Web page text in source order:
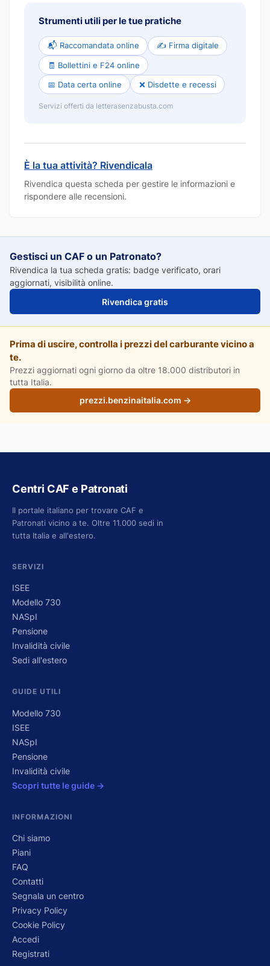
Strumenti utili per le tue pratiche
📬 Raccomandata online ✍️ Firma digitale
🧾 Bollettini e F24 online
📅 Data certa online ❌ Disdette e recessi
Servizi offerti da letterasenzabusta.com
È la tua attività? Rivendicala
Rivendica questa scheda per gestire le informazioni e
rispondere alle recensioni.
Gestisci un CAF o un Patronato?
Rivendica la tua scheda gratis: badge verificato, orari
aggiornati, visibilità online.
Rivendica gratis
Prima di uscire, controlla i prezzi del carburante vicino a
te.
Prezzi aggiornati ogni giorno da oltre 18.000 distributori in
tutta Italia.
prezzi.benzinaitalia.com →
Centri CAF e Patronati
Il portale italiano per trovare CAF e
Patronati vicino a te. Oltre 11.000 sedi in
tutta Italia e all'estero.
SERVIZI
ISEE
Modello 730
NASpI
Pensione
Invalidità civile
Sedi all'estero
GUIDE UTILI
Modello 730
ISEE
NASpI
Pensione
Invalidità civile
Scopri tutte le guide →
INFORMAZIONI
Chi siamo
Piani
FAQ
Contatti
Segnala un centro
Privacy Policy
Cookie Policy
Accedi
Registrati